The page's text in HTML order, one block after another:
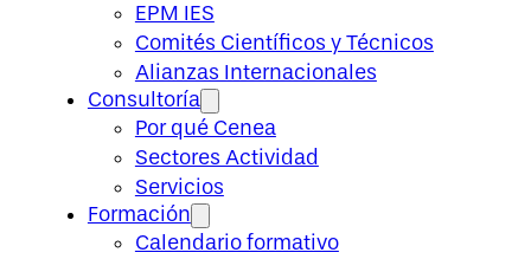
EPM IES
Comités Científicos y Técnicos
Alianzas Internacionales
Consultoría
Por qué Cenea
Sectores Actividad
Servicios
Formación
Calendario formativo